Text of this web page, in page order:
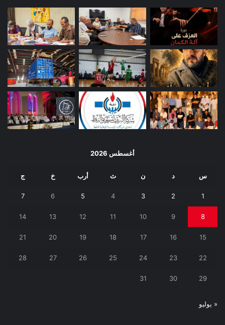
أغسطس 2026
س د ن ث أرب خ ج
1
2
3
4
5
6
7
8
9
10
11
12
13
14
15
16
17
18
19
20
21
22
23
24
25
26
27
28
29
30
31
« يوليو